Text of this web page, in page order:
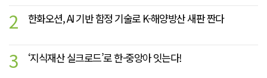
2 한화오션, AI 기반 함정 기술로 K-해양방산 새판 짠다
3 ‘지식재산 실크로드’로 한-중앙아 잇는다!